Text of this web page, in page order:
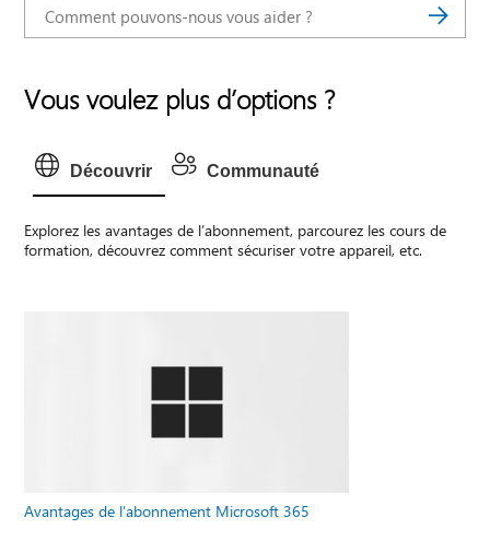
Vous voulez plus d’options ?
Découvrir Communauté
Explorez les avantages de l’abonnement, parcourez les cours de
formation, découvrez comment sécuriser votre appareil, etc.
Avantages de l’abonnement Microsoft 365